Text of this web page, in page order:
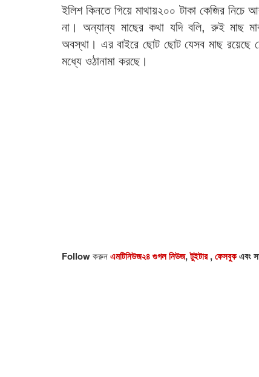
ইলিশ কিনতে গিয়ে মাথায়২০০ টাকা কেজির নিচে
না। অন্যান্য মাছের কথা যদি বলি, রুই মাছ
অবস্থা। এর বাইরে ছোট ছোট যেসব মাছ রয়েছে
মধ্যে ওঠানামা করছে।
Followকরুনএমটিনিউজ২৪ গুগল নিউজ,টুইটার,ফেসবুকএবং